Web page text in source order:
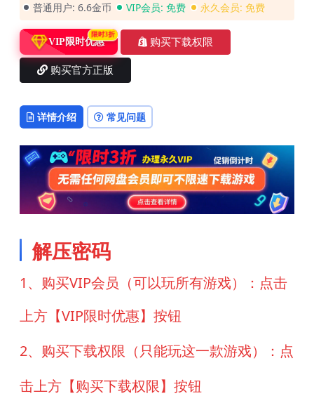
普通用户: 6.6金币 VIP会员: 免费 永久会员: 免费
VIP限时优惠
限时3折
购买下载权限
购买官方正版
详情介绍 常见问题
解压密码
1、购买VIP会员（可以玩所有游戏）：点击
上方【VIP限时优惠】按钮
2、购买下载权限（只能玩这一款游戏）：点
击上方【购买下载权限】按钮